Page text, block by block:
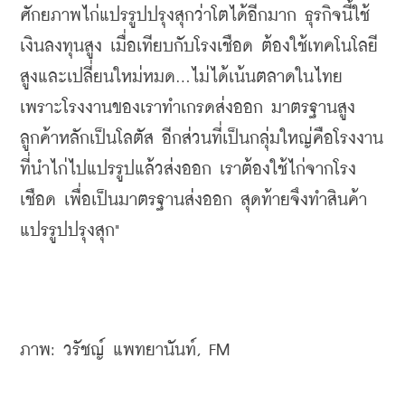
ศักยภาพไก่แปรรูปปรุงสุกว่าโตได้อีกมาก ธุรกิจนี้ใช้
เงินลงทุนสูง เมื่อเทียบกับโรงเชือด ต้องใช้เทคโนโลยี
สูงและเปลี่ยนใหม่หมด...ไม่ได้เน้นตลาดในไทย
เพราะโรงงานของเราทำเกรดส่งออก มาตรฐานสูง
ลูกค้าหลักเป็นโลตัส อีกส่วนที่เป็นกลุ่มใหญ่คือโรงงาน
ที่นำไก่ไปแปรรูปแล้วส่งออก เราต้องใช้ไก่จากโรง
เชือด เพื่อเป็นมาตรฐานส่งออก สุดท้ายจึงทำสินค้า
แปรรูปปรุงสุก"
ภาพ: วรัชญ์ แพทยานันท์, FM